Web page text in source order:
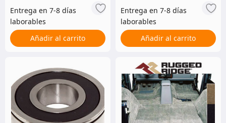
Añadir al carrito Añadir al carrito